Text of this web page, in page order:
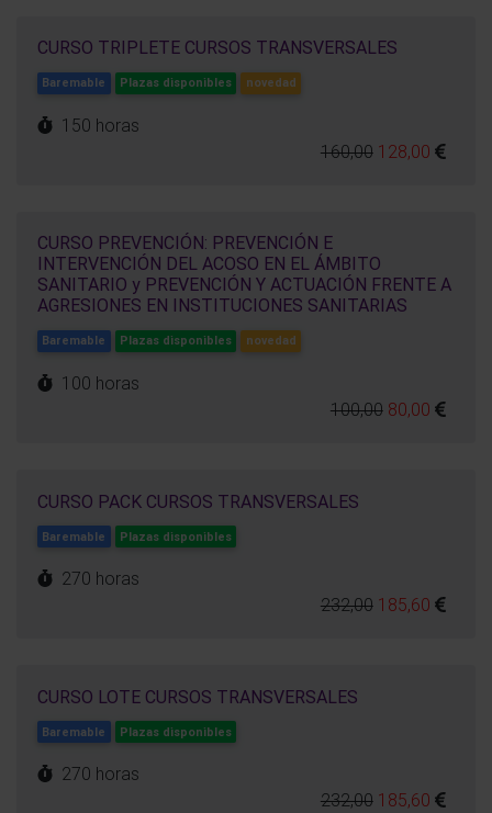
CURSO TRIPLETE CURSOS TRANSVERSALES
Baremable Plazas disponibles novedad
150 horas
160,00 128,00
CURSO PREVENCIÓN: PREVENCIÓN E
INTERVENCIÓN DEL ACOSO EN EL ÁMBITO
SANITARIO y PREVENCIÓN Y ACTUACIÓN FRENTE A
AGRESIONES EN INSTITUCIONES SANITARIAS
Baremable Plazas disponibles novedad
100 horas
100,00 80,00
CURSO PACK CURSOS TRANSVERSALES
Baremable Plazas disponibles
270 horas
232,00 185,60
CURSO LOTE CURSOS TRANSVERSALES
Baremable Plazas disponibles
270 horas
232,00 185,60